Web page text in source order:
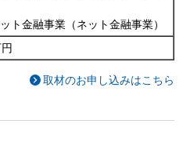
ト金融事業（ネット金融事業）
取材のお申し込みはこちら